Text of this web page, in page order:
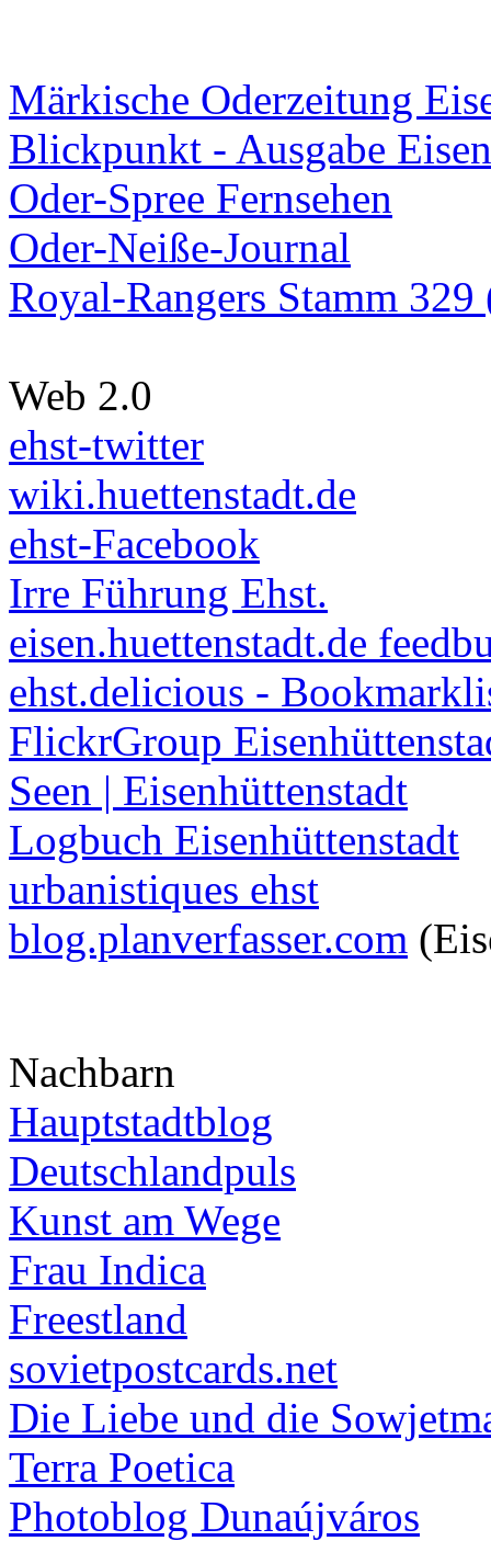
Märkische Oderzeitung
Blickpunkt - Ausgabe
Oder-Spree Fernsehen
Oder-Neiße-Journal
Royal-Rangers Stamm
Web 2.0
ehst-twitter
wiki.huettenstadt.de
ehst-Facebook
Irre Führung Ehst.
eisen.huettenstadt.de
ehst.delicious -
FlickrGroup
Seen | Eisenhüttenstadt
Logbuch Eisenhüttenstadt
urbanistiques ehst
blog.planverfasser.com
Nachbarn
Hauptstadtblog
Deutschlandpuls
Kunst am Wege
Frau Indica
Freestland
sovietpostcards.net
Die Liebe und die
Terra Poetica
Photoblog Dunaújváros